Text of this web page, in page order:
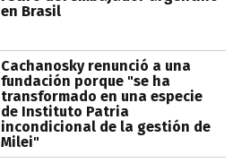
en Brasil
Cachanosky renunció a una
fundación porque "se ha
transformado en una especie
de Instituto Patria
incondicional de la gestión de
Milei"